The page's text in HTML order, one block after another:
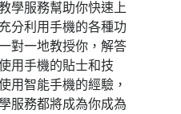
學服務幫助你快速上
分利用手機的各種功
對一地教授你，解答
用手機的貼士和技
用智能手機的經驗，
服務都將成為你成為